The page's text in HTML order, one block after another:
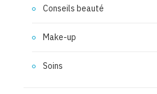
Conseils beauté
Make-up
Soins